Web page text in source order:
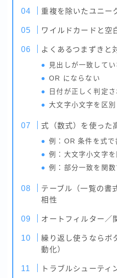
重複を除いたユニー
ワイルドカードと空
よくあるつまずきと
見出しが一致してい
OR にならない
日付が正しく判定さ
大文字小文字を区別
式（数式）を使った
例：OR 条件を式で
例：大文字小文字
例：部分一致を関数
テーブル（一覧の書
相性
オートフィルター／
繰り返し使うならボ
動化）
トラブルシューティ